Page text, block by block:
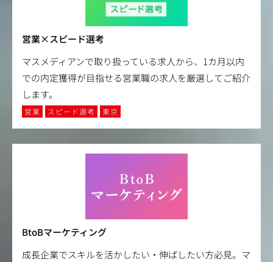
営業×スピード選考
マスメディアンで取り扱っている求人から、1カ月以内
での内定獲得が目指せる営業職の求人を厳選してご紹介
します。
営業 スピード選考 東京
BtoBマーケティング
成長企業でスキルを活かしたい・伸ばしたい方必見。マ